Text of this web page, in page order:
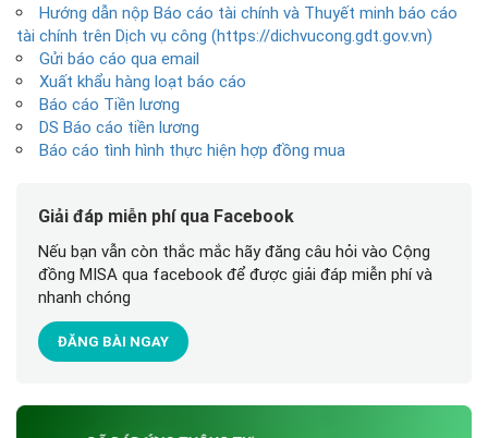
Hướng dẫn nộp Báo cáo tài chính và Thuyết minh báo cáo
tài chính trên Dịch vụ công (https://dichvucong.gdt.gov.vn)
Gửi báo cáo qua email
Xuất khẩu hàng loạt báo cáo
Báo cáo Tiền lương
DS Báo cáo tiền lương
Báo cáo tình hình thực hiện hợp đồng mua
Giải đáp miễn phí qua Facebook
Nếu bạn vẫn còn thắc mắc hãy đăng câu hỏi vào Cộng
đồng MISA qua facebook để được giải đáp miễn phí và
nhanh chóng
ĐĂNG BÀI NGAY